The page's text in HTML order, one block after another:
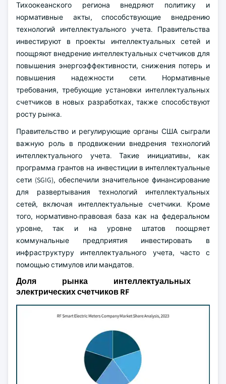
Тихоокеанского региона внедряют политику и
нормативные акты, способствующие внедрению
технологий интеллектуального учета. Правительства
инвестируют в проекты интеллектуальных сетей и
поощряют внедрение интеллектуальных счетчиков для
повышения энергоэффективности, снижения потерь и
повышения надежности сети. Нормативные
требования, требующие установки интеллектуальных
счетчиков в новых разработках, также способствуют
росту рынка.
Правительство и регулирующие органы США сыграли
важную роль в продвижении внедрения технологий
интеллектуального учета. Такие инициативы, как
программа грантов на инвестиции в интеллектуальные
сети (SGIG), обеспечили значительное финансирование
для развертывания технологий интеллектуальных
сетей, включая интеллектуальные счетчики. Кроме
того, нормативно-правовая база как на федеральном
уровне, так и на уровне штатов поощряет
коммунальные предприятия инвестировать в
инфраструктуру интеллектуального учета, часто с
помощью стимулов или мандатов.
Доля рынка интеллектуальных
электрических счетчиков RF